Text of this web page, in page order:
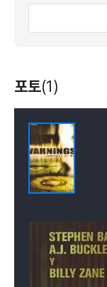
데려온다. 농장에
소름끼치는 기이
그의 농장이 외계
농장 근처에서 뭔
되는데, 역시 음
기다리고 있다는
포토(1)